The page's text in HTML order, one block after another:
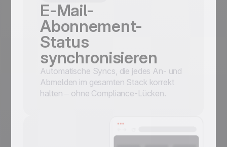
E-Mail-
Abonnement-
Status
synchronisieren
Automatische Syncs, die jedes An- und
Abmelden im gesamten Stack korrekt
halten – ohne Compliance-Lücken.